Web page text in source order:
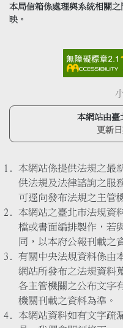
本局信箱係處理與系統相關
映。
本網站由臺
更新日
本網站係提供法規之最
供法規及法律諮詢之服
可逕向發布法規之主管
本網站之臺北市法規資
檔或書面編排製作，若
同，以本府公報刊載之
有關中央法規資料係由
網站所發布之法規資料
各主管機關之公布文字
機關刊載之資料為準。
本網站資料如有文字疏